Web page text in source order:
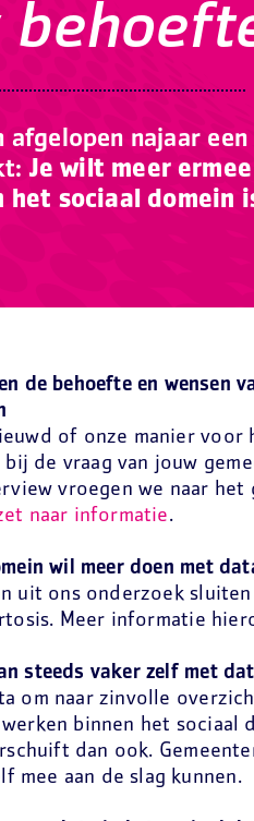
afgelopen najaar
Je wilt meer
het sociaal domein
de behoefte en wensen
of onze manier
bij de vraag van jouw
vroegen we naar het
naar informatie.
wil meer doen met
uit ons onderzoek
Meer informatie
steeds vaker zelf met
om naar zinvolle
binnen het sociaal
dan ook.
mee aan de slag kunnen.